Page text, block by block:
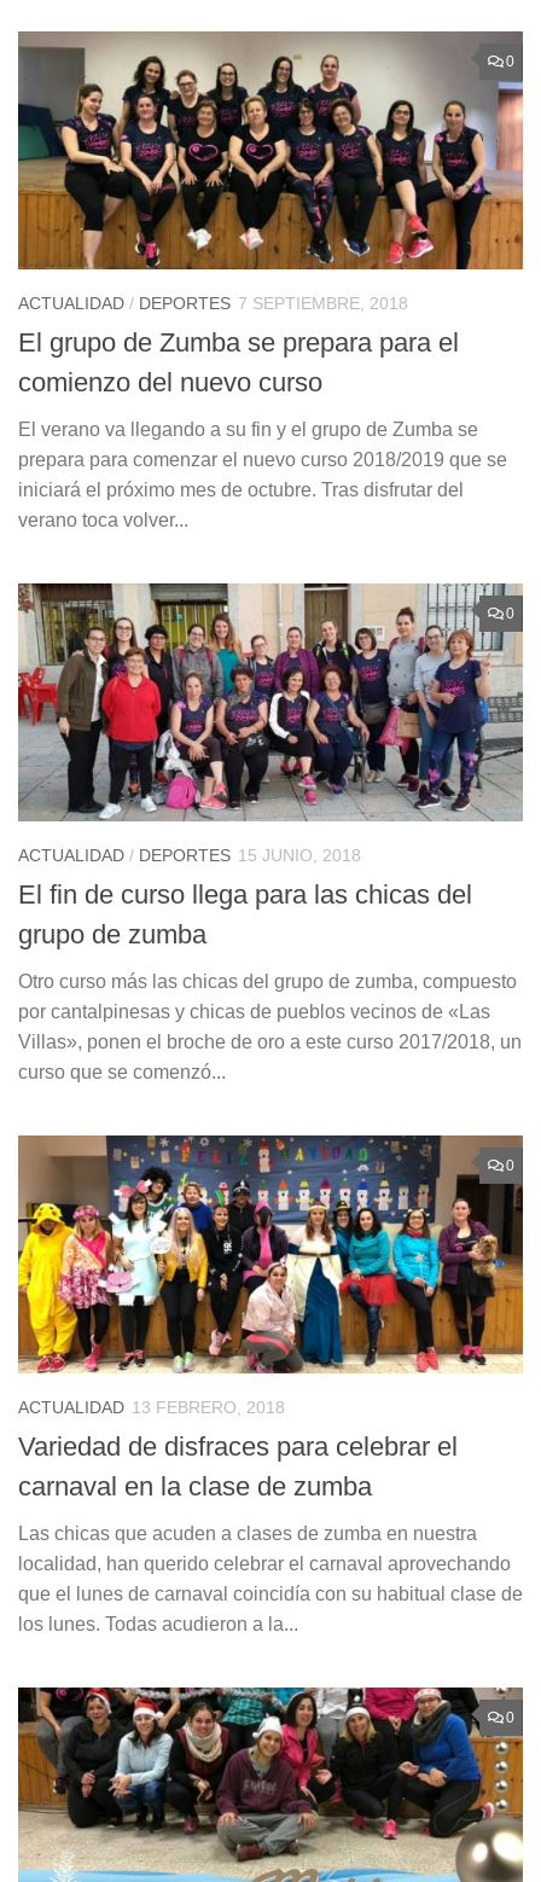
0
ACTUALIDAD / DEPORTES 7 SEPTIEMBRE, 2018
El grupo de Zumba se prepara para el
comienzo del nuevo curso
El verano va llegando a su fin y el grupo de Zumba se
prepara para comenzar el nuevo curso 2018/2019 que se
iniciará el próximo mes de octubre. Tras disfrutar del
verano toca volver...
0
ACTUALIDAD / DEPORTES 15 JUNIO, 2018
El fin de curso llega para las chicas del
grupo de zumba
Otro curso más las chicas del grupo de zumba, compuesto
por cantalpinesas y chicas de pueblos vecinos de «Las
Villas», ponen el broche de oro a este curso 2017/2018, un
curso que se comenzó...
0
ACTUALIDAD 13 FEBRERO, 2018
Variedad de disfraces para celebrar el
carnaval en la clase de zumba
Las chicas que acuden a clases de zumba en nuestra
localidad, han querido celebrar el carnaval aprovechando
que el lunes de carnaval coincidía con su habitual clase de
los lunes. Todas acudieron a la...
0